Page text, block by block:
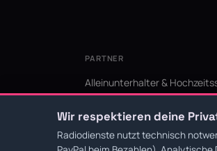
PARTNER
Alleinunterhalter &
KI Niederrhein - Agentur aus
Wir respektieren deine
Radiodienste nutzt technisch